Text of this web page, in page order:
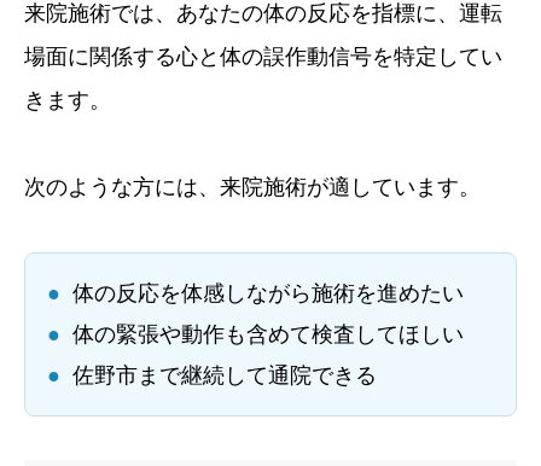
来院施術では、あなたの体の反応を指標に、運転
場面に関係する心と体の誤作動信号を特定してい
きます。
次のような方には、来院施術が適しています。
● 体の反応を体感しながら施術を進めたい
● 体の緊張や動作も含めて検査してほしい
● 佐野市まで継続して通院できる